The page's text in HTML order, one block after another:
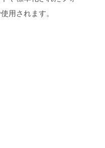
用されます。